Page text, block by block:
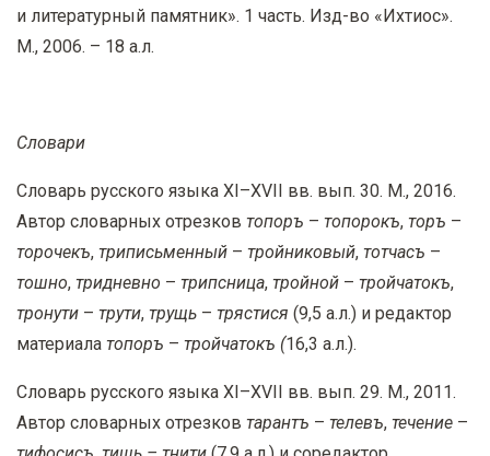
и литературный памятник». 1 часть. Изд-во «Ихтиос».
М., 2006. – 18 а.л.
Словари
Словарь русского языка XI–XVII вв. вып. 30. М., 2016.
Автор словарных отрезков топоръ – топорокъ, торъ –
торочекъ, триписьменный – тройниковый, тотчасъ –
тошно, тридневно – трипсница, тройной – тройчатокъ,
тронути – трути, трущь – трястися (9,5 а.л.) и редактор
материала топоръ – тройчатокъ (16,3 а.л.).
Словарь русского языка XI–XVII вв. вып. 29. М., 2011.
Автор словарных отрезков тарантъ – телевъ, течение –